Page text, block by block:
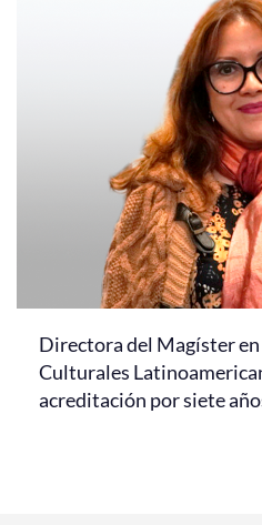
Directora del Magíster
Culturales
acreditación por siete